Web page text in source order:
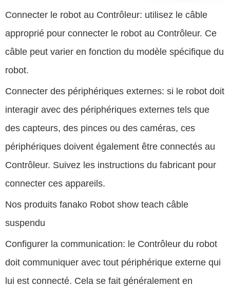
Connecter le robot au Contrôleur: utilisez le câble
approprié pour connecter le robot au Contrôleur. Ce
câble peut varier en fonction du modèle spécifique du
robot.
Connecter des périphériques externes: si le robot doit
interagir avec des périphériques externes tels que
des capteurs, des pinces ou des caméras, ces
périphériques doivent également être connectés au
Contrôleur. Suivez les instructions du fabricant pour
connecter ces appareils.
Nos produits fanako Robot show teach câble
suspendu
Configurer la communication: le Contrôleur du robot
doit communiquer avec tout périphérique externe qui
lui est connecté. Cela se fait généralement en